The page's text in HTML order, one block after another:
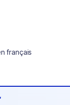
français